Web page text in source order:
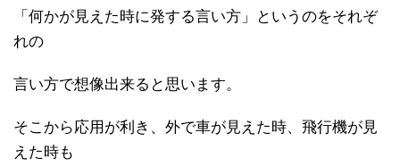
「何かが見えた時に発する言い方」というのをそれぞ
れの
言い方で想像出来ると思います。
そこから応用が利き、外で車が見えた時、飛行機が見
えた時も